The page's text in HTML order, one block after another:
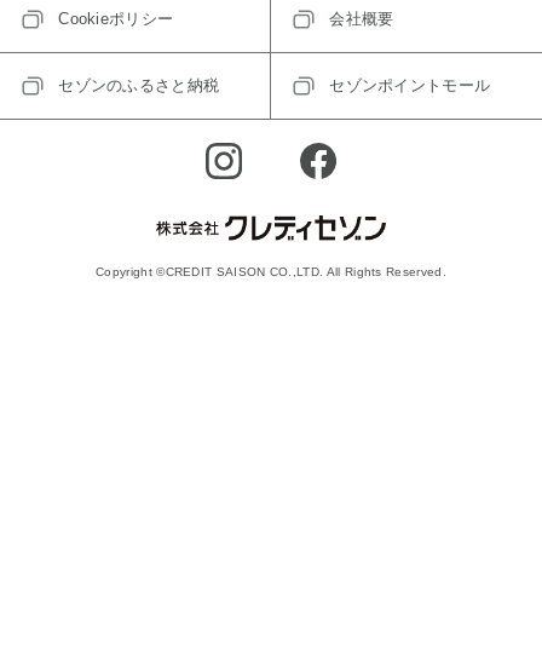
Cookieポリシー 会社概要
セゾンのふるさと納税 セゾンポイントモール
Copyright ©CREDIT SAISON CO.,LTD. All Rights Reserved.